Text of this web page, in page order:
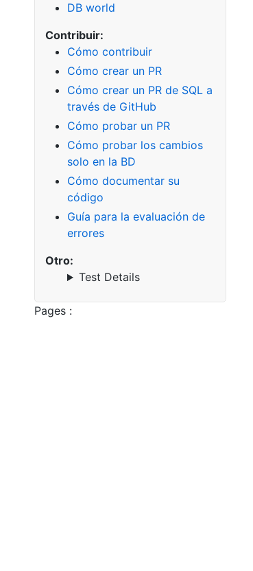
DB world
Contribuir:
Cómo contribuir
Cómo crear un PR
Cómo crear un PR de SQL a
través de GitHub
Cómo probar un PR
Cómo probar los cambios
solo en la BD
Cómo documentar su
código
Guía para la evaluación de
errores
Otro:
Test Details
Pages :